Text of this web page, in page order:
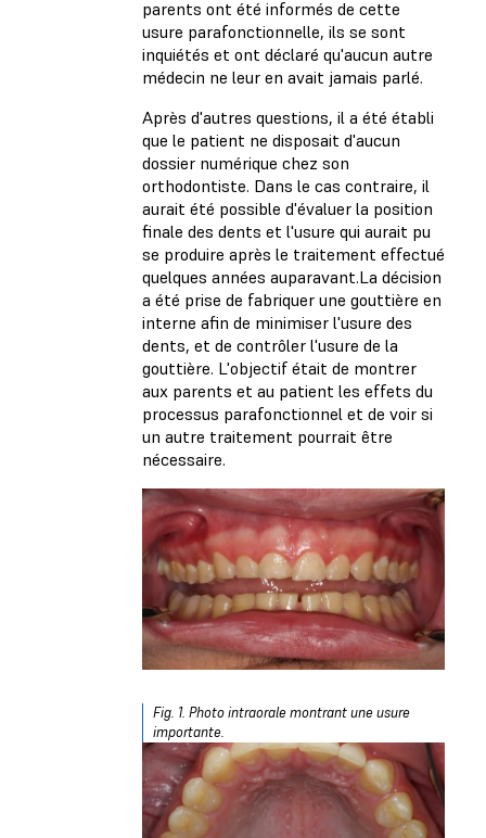
parents ont été informés de cette
usure parafonctionnelle, ils se sont
inquiétés et ont déclaré qu'aucun autre
médecin ne leur en avait jamais parlé.
Après d'autres questions, il a été établi
que le patient ne disposait d'aucun
dossier numérique chez son
orthodontiste. Dans le cas contraire, il
aurait été possible d'évaluer la position
finale des dents et l'usure qui aurait pu
se produire après le traitement effectué
quelques années auparavant.La décision
a été prise de fabriquer une gouttière en
interne afin de minimiser l'usure des
dents, et de contrôler l'usure de la
gouttière. L'objectif était de montrer
aux parents et au patient les effets du
processus parafonctionnel et de voir si
un autre traitement pourrait être
nécessaire.
Fig. 1. Photo intraorale montrant une usure
importante.